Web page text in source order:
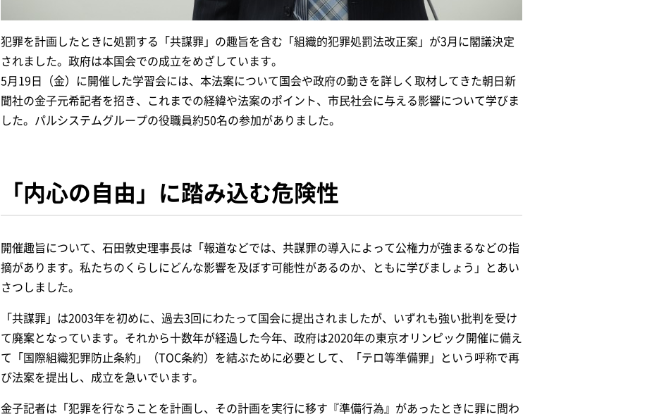
犯罪を計画したときに処罰する「共謀罪」の趣旨を含む「組織的犯罪処罰法改正案」が3月に閣議決定
されました。政府は本国会での成立をめざしています。
5月19日（金）に開催した学習会には、本法案について国会や政府の動きを詳しく取材してきた朝日新
聞社の金子元希記者を招き、これまでの経緯や法案のポイント、市民社会に与える影響について学びま
した。パルシステムグループの役職員約50名の参加がありました。
「内心の自由」に踏み込む危険性
開催趣旨について、石田敦史理事長は「報道などでは、共謀罪の導入によって公権力が強まるなどの指
摘があります。私たちのくらしにどんな影響を及ぼす可能性があるのか、ともに学びましょう」とあい
さつしました。
「共謀罪」は2003年を初めに、過去3回にわたって国会に提出されましたが、いずれも強い批判を受け
て廃案となっています。それから十数年が経過した今年、政府は2020年の東京オリンピック開催に備え
て「国際組織犯罪防止条約」（TOC条約）を結ぶために必要として、「テロ等準備罪」という呼称で再
び法案を提出し、成立を急いでいます。
金子記者は「犯罪を行なうことを計画し、その計画を実行に移す『準備行為』があったときに罪に問わ